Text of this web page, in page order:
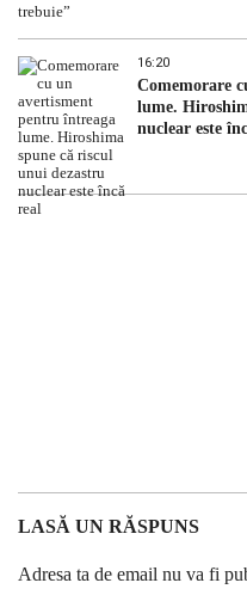
16:20
Comemorare
lume.
nuclear este
LASĂ UN RĂSPUNS
Adresa ta de email nu va fi